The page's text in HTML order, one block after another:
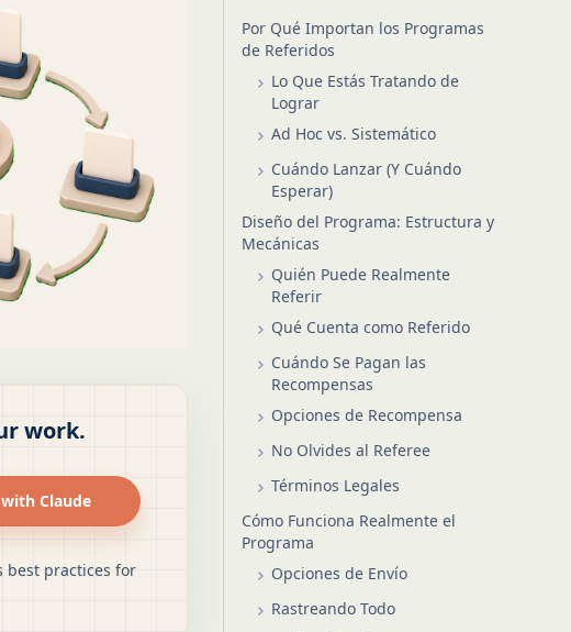
work.
Claude
best practices for
Por Qué Importan los Programas
de Referidos
Lo Que Estás Tratando de
Lograr
Ad Hoc vs. Sistemático
Cuándo Lanzar (Y Cuándo
Esperar)
Diseño del Programa: Estructura y
Mecánicas
Quién Puede Realmente
Referir
Qué Cuenta como Referido
Cuándo Se Pagan las
Recompensas
Opciones de Recompensa
No Olvides al Referee
Términos Legales
Cómo Funciona Realmente el
Programa
Opciones de Envío
Rastreando Todo